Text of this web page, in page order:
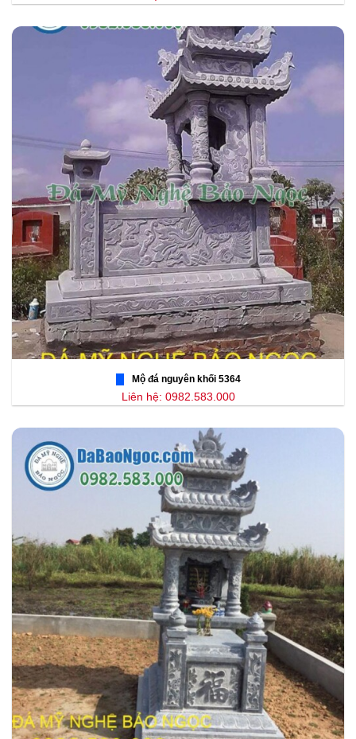
Mộ đá nguyên khối 5364
Liên hệ: 0982.583.000